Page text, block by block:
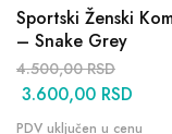
Sportski Ženski
– Snake Grey
4.500,00RSD
3.600,00 RSD